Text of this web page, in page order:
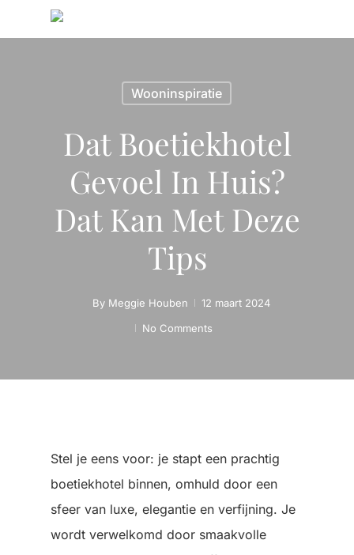
Wooninspiratie
Dat Boetiekhotel
Gevoel In Huis?
Dat Kan Met Deze
Tips
By Meggie Houben
12 maart 2024
No Comments
Stel je eens voor: je stapt een prachtig
boetiekhotel binnen, omhuld door een
sfeer van luxe, elegantie en verfijning. Je
wordt verwelkomd door smaakvolle